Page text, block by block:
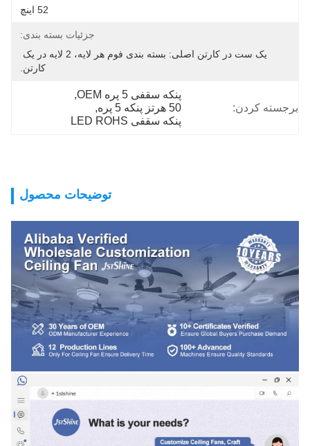
52 اینچ
جزئیات بسته بندی:
یک ست در کارتن اصلی: بسته بندی فوم هر لایه، 2 لایه در یک
کارتن.
برجسته کردن:
پنکه سقفی 5 پره OEM
,
50 هرتز پنکه 5 پره
,
پنکه سقفی LED ROHS
توضیحات محصول